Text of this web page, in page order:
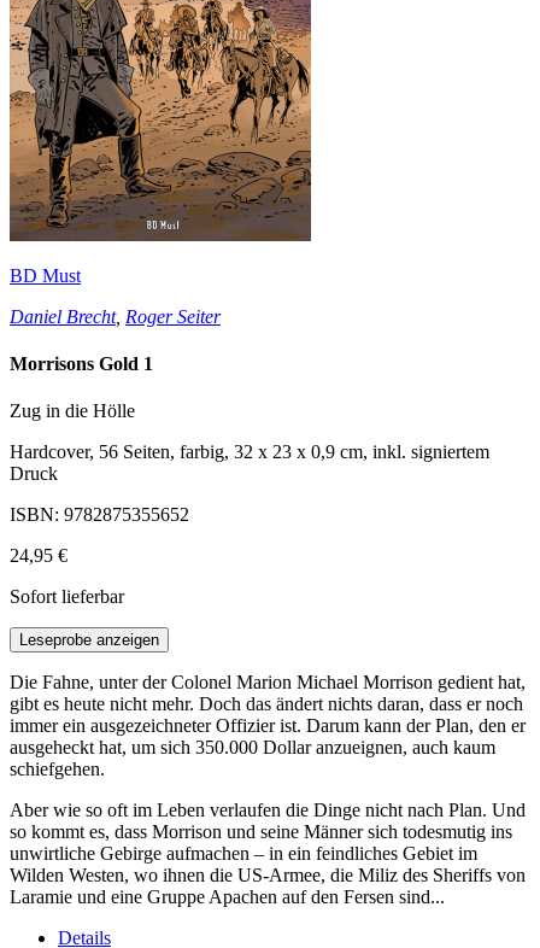
BD Must
Daniel Brecht, Roger Seiter
Morrisons Gold 1
Zug in die Hölle
Hardcover, 56 Seiten, farbig, 32 x 23 x 0,9 cm, inkl. signiertem
Druck
ISBN: 9782875355652
24,95 €
Sofort lieferbar
Leseprobe anzeigen
Die Fahne, unter der Colonel Marion Michael Morrison gedient hat,
gibt es heute nicht mehr. Doch das ändert nichts daran, dass er noch
immer ein ausgezeichneter Offizier ist. Darum kann der Plan, den er
ausgeheckt hat, um sich 350.000 Dollar anzueignen, auch kaum
schiefgehen.
Aber wie so oft im Leben verlaufen die Dinge nicht nach Plan. Und
so kommt es, dass Morrison und seine Männer sich todesmutig ins
unwirtliche Gebirge aufmachen – in ein feindliches Gebiet im
Wilden Westen, wo ihnen die US-Armee, die Miliz des Sheriffs von
Laramie und eine Gruppe Apachen auf den Fersen sind...
Details